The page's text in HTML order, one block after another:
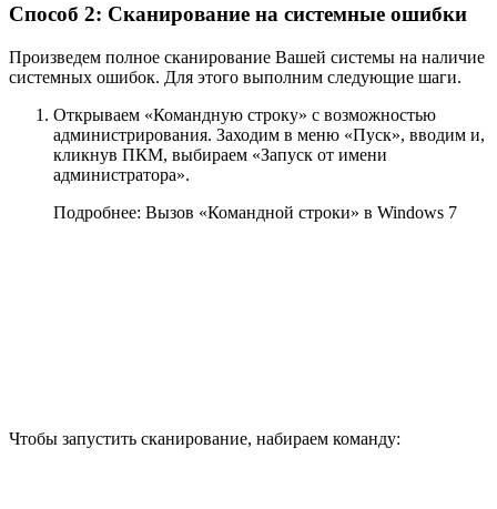
Способ 2: Сканирование на системные ошибки
Произведем полное сканирование Вашей системы на наличие
системных ошибок. Для этого выполним следующие шаги.
Открываем «Командную строку» с возможностью
администрирования. Заходим в меню «Пуск», вводим и,
кликнув ПКМ, выбираем «Запуск от имени
администратора».
Подробнее: Вызов «Командной строки» в Windows 7
Чтобы запустить сканирование, набираем команду: